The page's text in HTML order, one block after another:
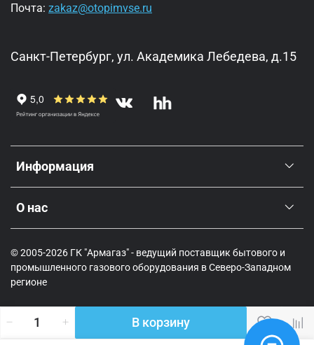
В корзину
Информация
О нас
Почта: zakaz@otopimvse.ru
Санкт-Петербург, ул. Академика Лебедева, д.15
© 2005-2026 ГК "Армагаз" - ведущий поставщик бытового и
промышленного газового оборудования в Северо-Западном
регионе